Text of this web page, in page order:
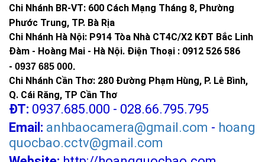
Chi Nhánh BR-VT: 600 Cách Mạng Tháng 8, Phường
Phước Trung, TP. Bà Rịa
Chi Nhánh Hà Nội: P914 Tòa Nhà CT4C/X2 KĐT Bắc Linh
Đàm - Hoàng Mai - Hà Nội. Điện Thoại : 0912 526 586
- 0937 685 000.
Chi Nhánh Cần Thơ: 280 Đường Phạm Hùng, P. Lê Bình,
Q. Cái Răng, TP Cần Thơ
ĐT: 0937.685.000 - 028.66.795.795
Email: anhbaocamera@gmail.com - hoang
quocbao.cctv@gmail.com